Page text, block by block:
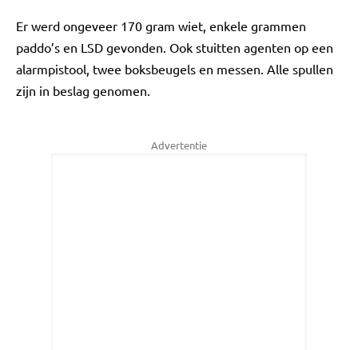
Er werd ongeveer 170 gram wiet, enkele grammen
paddo’s en LSD gevonden. Ook stuitten agenten op een
alarmpistool, twee boksbeugels en messen. Alle spullen
zijn in beslag genomen.
Advertentie